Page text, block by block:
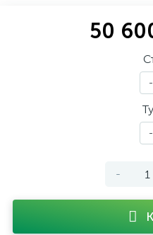
50
-
-
-